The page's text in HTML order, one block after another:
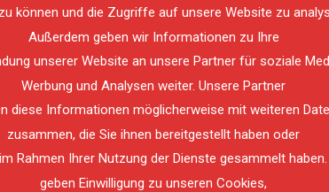
können und die Zugriffe auf unsere Website zu
Außerdem geben wir Informationen zu Ihre
unserer Website an unsere Partner für soziale
Werbung und Analysen weiter. Unsere Partner
diese Informationen möglicherweise mit weiteren
zusammen, die Sie ihnen bereitgestellt haben oder
Rahmen Ihrer Nutzung der Dienste gesammelt haben.
geben Einwilligung zu unseren Cookies,